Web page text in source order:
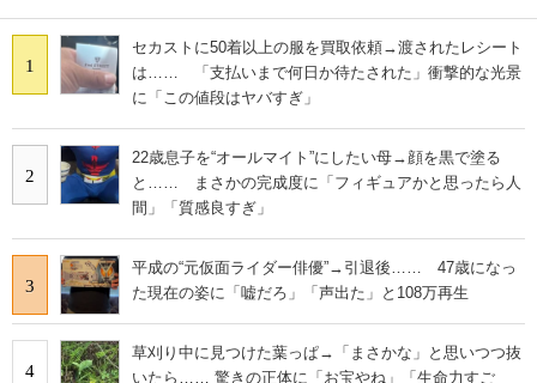
1
セカストに50着以上の服を買取依頼→渡されたレシート
は…… 「支払いまで何日か待たされた」衝撃的な光景
に「この値段はヤバすぎ」
2
22歳息子を“オールマイト”にしたい母→顔を黒で塗る
と…… まさかの完成度に「フィギュアかと思ったら人
間」「質感良すぎ」
3
平成の“元仮面ライダー俳優”→引退後…… 47歳になっ
た現在の姿に「嘘だろ」「声出た」と108万再生
4
草刈り中に見つけた葉っぱ→「まさかな」と思いつつ抜
いたら…… 驚きの正体に「お宝やね」「生命力すご